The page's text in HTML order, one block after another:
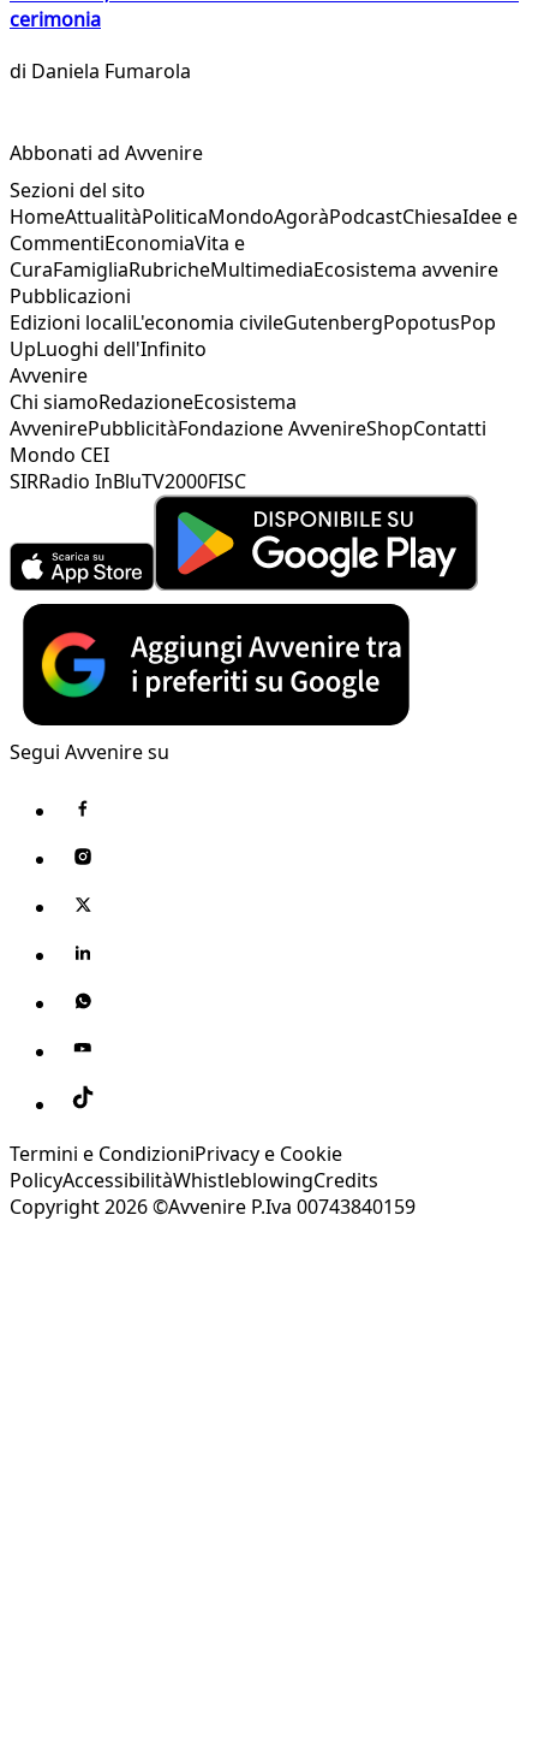
cerimonia
di Daniela Fumarola
Abbonati ad Avvenire
Sezioni del sito
HomeAttualitàPoliticaMondoAgoràPodcastChiesaIdee e
CommentiEconomiaVita e
CuraFamigliaRubricheMultimediaEcosistema avvenire
Pubblicazioni
Edizioni localiL'economia civileGutenbergPopotusPop
UpLuoghi dell'Infinito
Avvenire
Chi siamoRedazioneEcosistema
AvvenirePubblicitàFondazione AvvenireShopContatti
Mondo CEI
SIRRadio InBluTV2000FISC
Segui Avvenire su
Termini e CondizioniPrivacy e Cookie
PolicyAccessibilitàWhistleblowingCredits
Copyright 2026 ©Avvenire P.Iva 00743840159